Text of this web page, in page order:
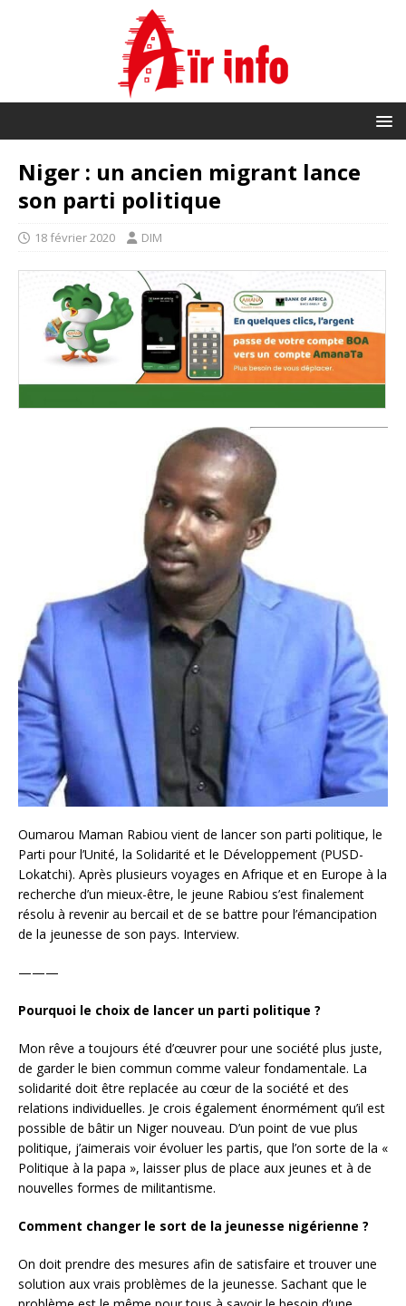
Niger : un ancien migrant lance
son parti politique
18 février 2020 DIM
Oumarou Maman Rabiou vient de lancer son parti politique, le
Parti pour l’Unité, la Solidarité et le Développement (PUSD-
Lokatchi). Après plusieurs voyages en Afrique et en Europe à la
recherche d’un mieux-être, le jeune Rabiou s’est finalement
résolu à revenir au bercail et de se battre pour l’émancipation
de la jeunesse de son pays. Interview.
———
Pourquoi le choix de lancer un parti politique ?
Mon rêve a toujours été d’œuvrer pour une société plus juste,
de garder le bien commun comme valeur fondamentale. La
solidarité doit être replacée au cœur de la société et des
relations individuelles. Je crois également énormément qu’il est
possible de bâtir un Niger nouveau. D’un point de vue plus
politique, j’aimerais voir évoluer les partis, que l’on sorte de la «
Politique à la papa », laisser plus de place aux jeunes et à de
nouvelles formes de militantisme.
Comment changer le sort de la jeunesse nigérienne ?
On doit prendre des mesures afin de satisfaire et trouver une
solution aux vrais problèmes de la jeunesse. Sachant que le